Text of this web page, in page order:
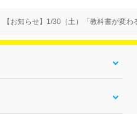
【お知らせ】1/30（土）「教科書が変